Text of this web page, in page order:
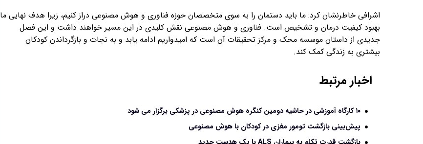
اشرافی خاطرنشان کرد: ما باید دستمان را به سوی متخصصان حوزه فناوری و هوش مصنوعی دراز کنیم، زیرا هدف نهایی ما
بهبود کیفیت درمان و تشخیص است. فناوری و هوش مصنوعی نقش کلیدی در این مسیر خواهند داشت و این فصل
جدیدی از داستان موسسه محک و مرکز تحقیقات آن است که امیدواریم ادامه یابد و به نجات و بازگرداندن کودکان
بیشتری به زندگی کمک کند.
اخبار مرتبط
۱۰ کارگاه آموزشی در حاشیه دومین کنگره هوش مصنوعی در پزشکی برگزار می شود
پیش‌بینی بازگشت تومور مغزی در کودکان با هوش مصنوعی